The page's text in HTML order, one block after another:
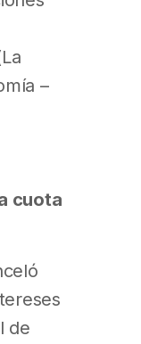
–
cuota
de